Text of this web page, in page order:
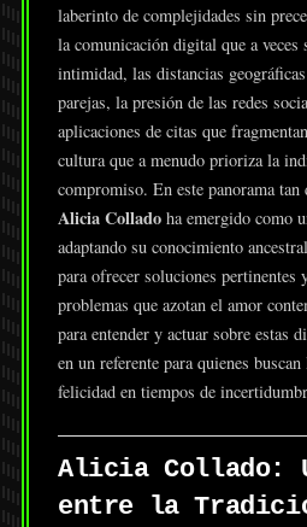
laberinto de complejidades sin
la comunicación digital que a veces
intimidad, las distancias
parejas, la presión de las redes
aplicaciones de citas que
cultura que a menudo prioriza la
compromiso. En este panorama
Alicia Colladoha emergido como
adaptando su conocimiento
para ofrecer soluciones pertinentes
problemas que azotan el amor
para entender y actuar sobre estas
en un referente para quienes
felicidad en tiempos de
Alicia Collado:
entre la